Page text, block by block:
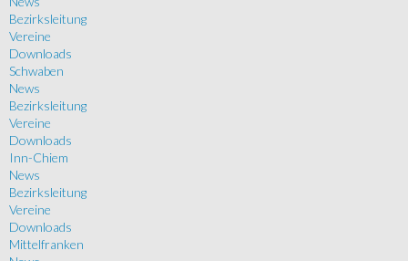
Bezirksleitung
Vereine
Downloads
Schwaben
News
Bezirksleitung
Vereine
Downloads
Inn-Chiem
News
Bezirksleitung
Vereine
Downloads
Mittelfranken